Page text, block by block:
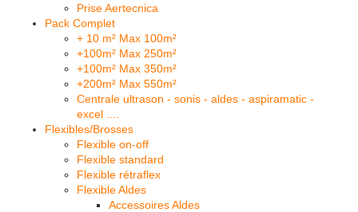
Prise Aertecnica
Pack Complet
+ 10 m² Max 100m²
+100m² Max 250m²
+100m² Max 350m²
+200m² Max 550m²
Centrale ultrason - sonis - aldes - aspiramatic -
excel ....
Flexibles/Brosses
Flexible on-off
Flexible standard
Flexible rétraflex
Flexible Aldes
Accessoires Aldes